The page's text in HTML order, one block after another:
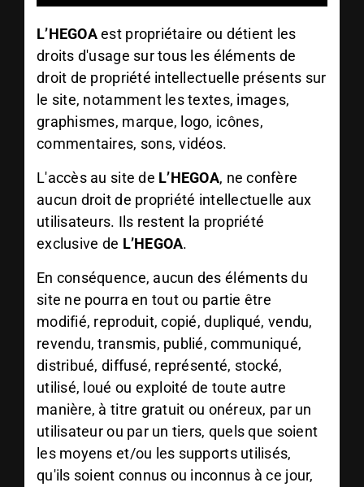
L’HEGOAest propriétaire ou détient les
droits d'usage sur tous les éléments de
droit de propriété intellectuelle présents sur
le site, notamment les textes, images,
graphismes, marque, logo, icônes,
commentaires, sons, vidéos.
L'accès au site de L’HEGOA, ne confère
aucun droit de propriété intellectuelle aux
utilisateurs. Ils restent la propriété
exclusive de L’HEGOA.
En conséquence, aucun des éléments du
site ne pourra en tout ou partie être
modifié, reproduit, copié, dupliqué, vendu,
revendu, transmis, publié, communiqué,
distribué, diffusé, représenté, stocké,
utilisé, loué ou exploité de toute autre
manière, à titre gratuit ou onéreux, par un
utilisateur ou par un tiers, quels que soient
les moyens et/ou les supports utilisés,
qu'ils soient connus ou inconnus à ce jour,